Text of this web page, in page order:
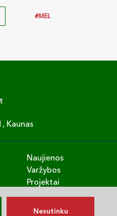
#MEL
Kaunas
Naujienos
Varžybos
Projektai
Nesutinku